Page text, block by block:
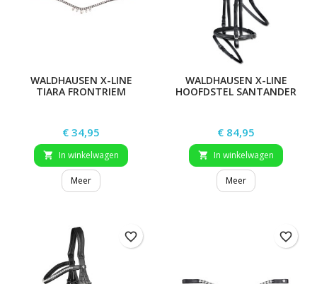
WALDHAUSEN X-LINE
TIARA FRONTRIEM
Prijs
€ 34,95
 In winkelwagen
Meer
WALDHAUSEN X-LINE
HOOFDSTEL SANTANDER
Prijs
€ 84,95
 In winkelwagen
Meer
favorite_border favorite_border